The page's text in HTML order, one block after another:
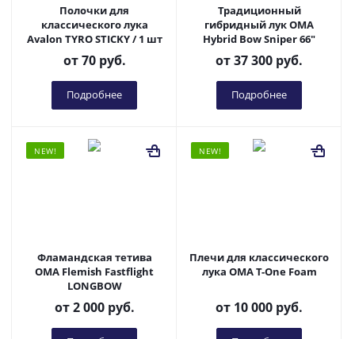
Полочки для
классического лука
Avalon TYRO STICKY / 1 шт
от70 руб.
Подробнее
Традиционный
гибридный лук OMA
Hybrid Bow Sniper 66"
от37 300 руб.
Подробнее
NEW!
Фламандская тетива
OMA Flemish Fastflight
LONGBOW
от2 000 руб.
NEW!
Плечи для классического
лука OMA T-One Foam
от 10 000 руб.